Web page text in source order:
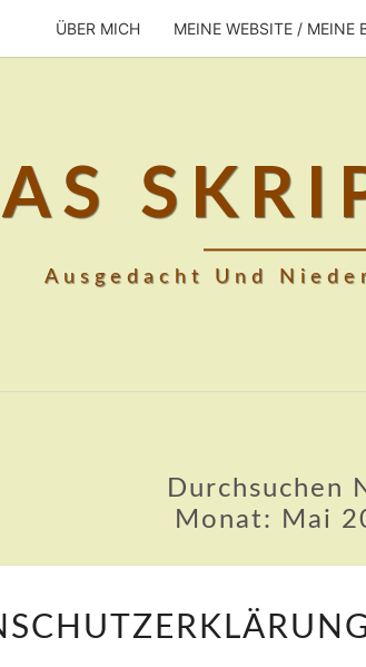
ÜBER MICH MEINE WEBSITE / MEINE
Ausgedacht Und
Durchsuchen
Monat:
Mai